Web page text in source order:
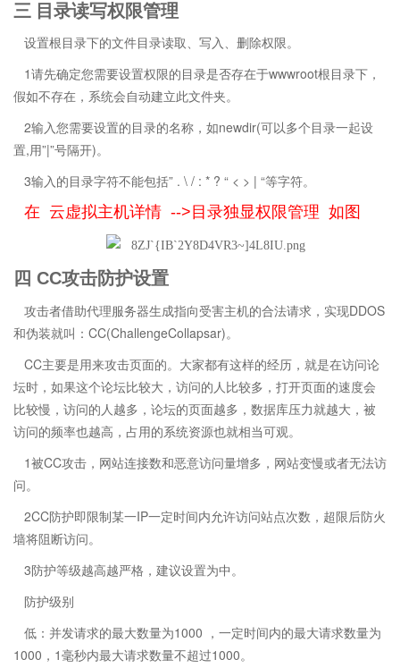
三 目录读写权限管理
设置根目录下的文件目录读取、写入、删除权限。
1请先确定您需要设置权限的目录是否存在于wwwroot根目录下，
假如不存在，系统会自动建立此文件夹。
2输入您需要设置的目录的名称，如newdir(可以多个目录一起设
置,用”|”号隔开)。
3输入的目录字符不能包括” . \ / : * ? “ < > | “等字符。
在 云虚拟主机详情 -->目录独显权限管理 如图
四 CC攻击防护设置
攻击者借助代理服务器生成指向受害主机的合法请求，实现DDOS
和伪装就叫：CC(ChallengeCollapsar)。
CC主要是用来攻击页面的。大家都有这样的经历，就是在访问论
坛时，如果这个论坛比较大，访问的人比较多，打开页面的速度会
比较慢，访问的人越多，论坛的页面越多，数据库压力就越大，被
访问的频率也越高，占用的系统资源也就相当可观。
1被CC攻击，网站连接数和恶意访问量增多，网站变慢或者无法访
问。
2CC防护即限制某一IP一定时间内允许访问站点次数，超限后防火
墙将阻断访问。
3防护等级越高越严格，建议设置为中。
防护级别
低：并发请求的最大数量为1000 ，一定时间内的最大请求数量为
1000，1毫秒内最大请求数量不超过1000。